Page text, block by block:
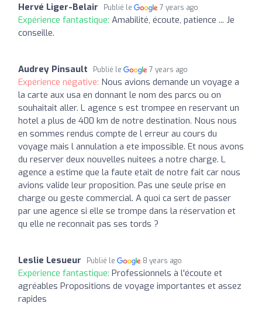
Hervé Liger-Belair Publié le 7 years ago
Expérience fantastique: Amabilité, écoute, patience ... Je
conseille.
Audrey Pinsault Publié le 7 years ago
Expérience négative: Nous avions demande un voyage a
la carte aux usa en donnant le nom des parcs ou on
souhaitait aller. L agence s est trompee en reservant un
hotel a plus de 400 km de notre destination. Nous nous
en sommes rendus compte de l erreur au cours du
voyage mais l annulation a ete impossible. Et nous avons
du reserver deux nouvelles nuitees a notre charge. L
agence a estime que la faute etait de notre fait car nous
avions valide leur proposition. Pas une seule prise en
charge ou geste commercial. A quoi ca sert de passer
par une agence si elle se trompe dans la réservation et
qu elle ne reconnait pas ses tords ?
Leslie Lesueur Publié le 8 years ago
Expérience fantastique: Professionnels à l'écoute et
agréables Propositions de voyage importantes et assez
rapides